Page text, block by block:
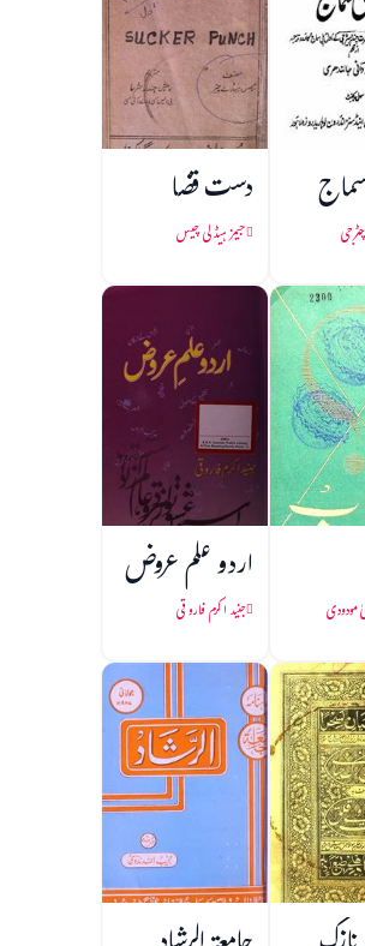
دست قضا
جیمز ہیڈلی چیس
مودودی
اردو علم عروض
جنید اکرم فاروقی